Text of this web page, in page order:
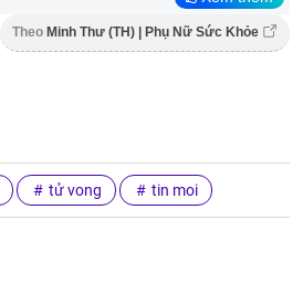
Theo Minh Thư (TH) | Phụ Nữ Sức Khỏe
tử vong tin moi